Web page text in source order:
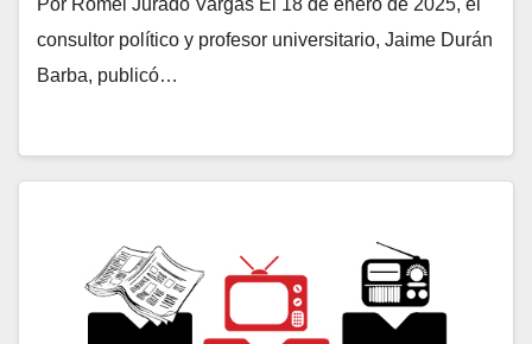
consultor político y profesor universitario, Jaime Durán
Barba, publicó…